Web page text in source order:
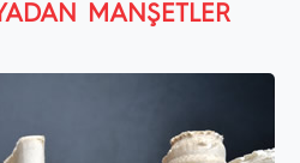
MANŞETLER